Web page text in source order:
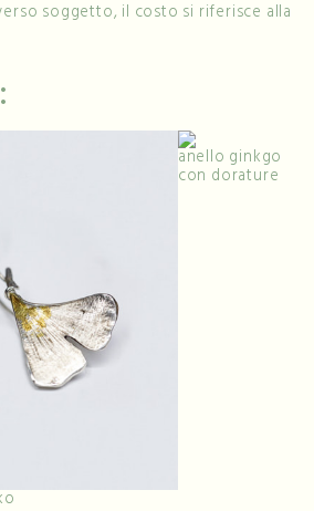
soggetto, il costo si riferisce alla
anello ginkgo
con dorature